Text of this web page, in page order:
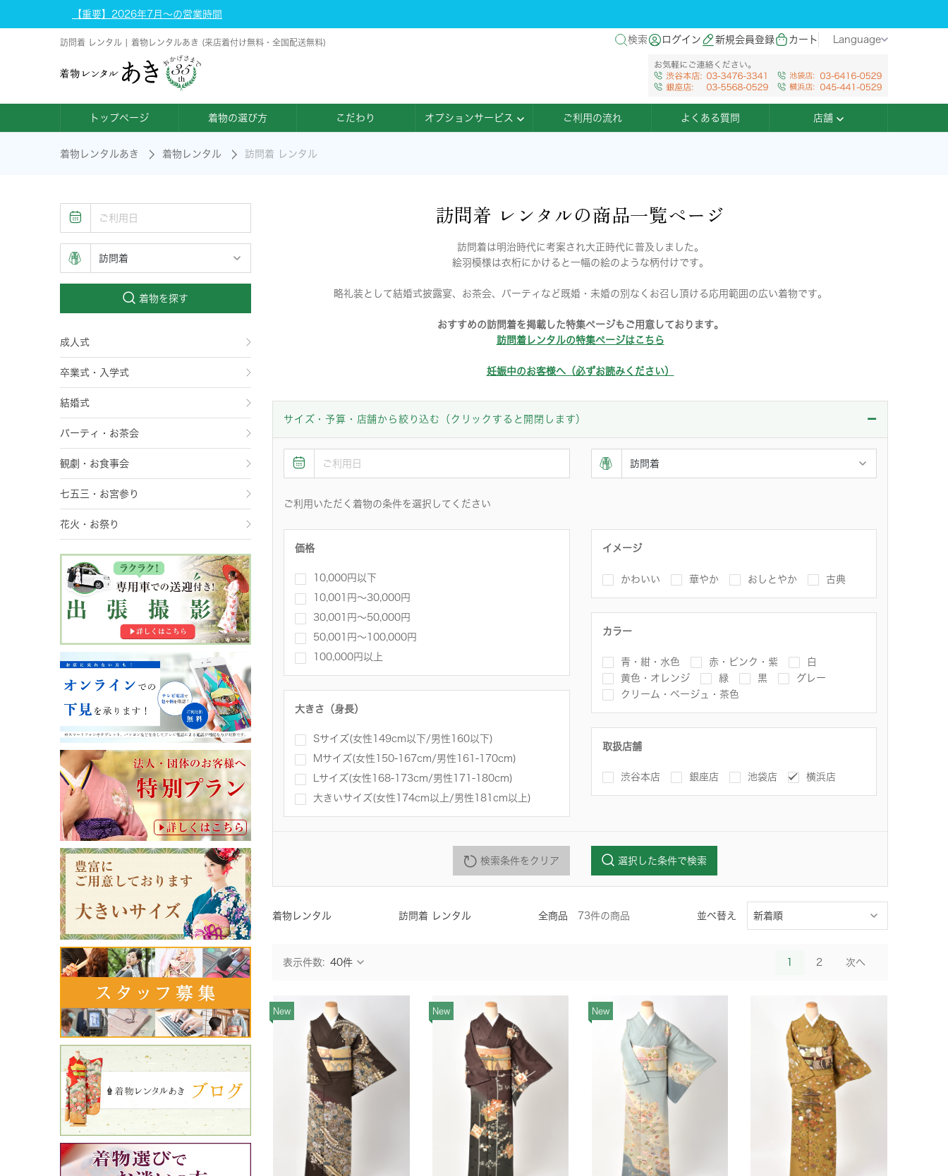
【重要】2026年7月～の営業時間
訪問着 レンタル | 着物レンタルあき (来店着付け無料・全国配送無料) 検索 ログイン 新規会員登録 カート Language
トップページ 着物の選び方 こだわり オプションサービス ご利用の流れ よくある質問 店舗
着物レンタルあき 着物レンタル 訪問着 レンタル
着物を探す
成人式
卒業式・入学式
結婚式
パーティ・お茶会
観劇・お食事会
七五三・お宮参り
花火・お祭り
訪問着 レンタルの商品一覧ページ
訪問着は明治時代に考案され大正時代に普及しました。
絵羽模様は衣桁にかけると一幅の絵のような柄付けです。
略礼装として結婚式披露宴、お茶会、パーティなど既婚・未婚の別なくお召し頂ける応用範囲の広い着物です。
おすすめの訪問着を掲載した特集ページもご用意しております。
訪問着レンタルの特集ページはこちら
妊娠中のお客様へ（必ずお読みください）
サイズ・予算・店舗から絞り込む（クリックすると開閉します）
ご利用いただく着物の条件を選択してください
価格
10,000円以下
10,001円〜30,000円
30,001円～50,000円
50,001円～100,000円
100,000円以上
大きさ（身長）
Sサイズ(女性149cm以下/男性160以下)
Mサイズ(女性150-167cm/男性161-170cm)
Lサイズ(女性168-173cm/男性171-180cm)
大きいサイズ(女性174cm以上/男性181cm以上)
イメージ
かわいい 華やか おしとやか 古典
カラー
青・紺・水色 赤・ピンク・紫
白
黄色・オレンジ
緑 黒
グレー
クリーム・ベージュ・茶色
取扱店舗
渋谷本店 銀座店 池袋店 横浜店
検索条件をクリア 選択した条件で検索
着物レンタル 訪問着 レンタル 全商品 73件の商品 並べ替え
表示件数: 1 2 次へ
New New New